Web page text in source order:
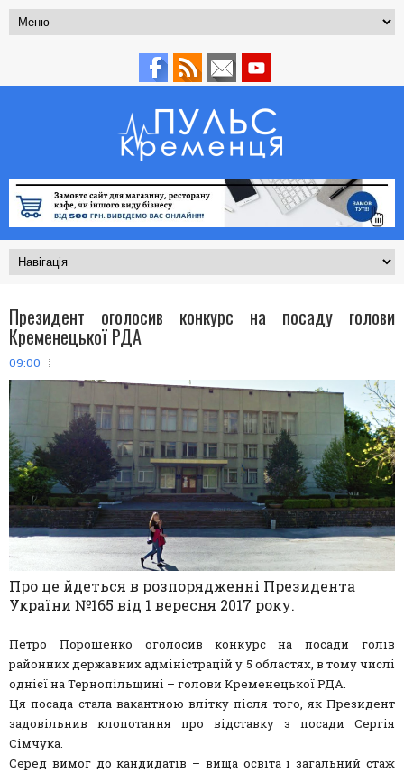
Президент оголосив конкурс на посаду голови
Кременецької РДА
09:00
Про це йдеться в розпорядженні Президента
України №165 від 1 вересня 2017 року.
Петро Порошенко оголосив конкурс на посади голів
районних державних адміністрацій у 5 областях, в тому числі
однієї на Тернопільщині – голови Кременецької РДА.
Ця посада стала вакантною влітку після того, як Президент
задовільнив клопотання про відставку з посади Сергія
Сімчука.
Серед вимог до кандидатів – вища освіта і загальний стаж